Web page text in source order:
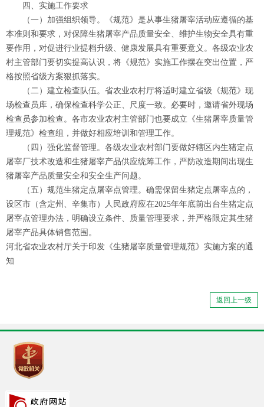
四、实施工作要求
（一）加强组织领导。《规范》是从事生猪屠宰活动应遵循的基
本准则和要求，对保障生猪屠宰产品质量安全、维护生物安全具有重
要作用，对促进行业提档升级、健康发展具有重要意义。各级农业农
村主管部门要切实提高认识，将《规范》实施工作摆在突出位置，严
格按照省级方案狠抓落实。
（二）建立检查队伍。省农业农村厅将适时建立省级《规范》现
场检查员库，确保检查科学公正、尺度一致。必要时，邀请省外现场
检查员参加检查。各市农业农村主管部门也要成立《生猪屠宰质量管
理规范》检查组，并做好相应培训和管理工作。
（四）强化监督管理。各级农业农村部门要做好辖区内生猪定点
屠宰厂技术改造和生猪屠宰产品供应统筹工作，严防改造期间出现生
猪屠宰产品质量安全和安全生产问题。
（五）规范生猪定点屠宰点管理。确需保留生猪定点屠宰点的，
设区市（含定州、辛集市）人民政府应在2025年年底前出台生猪定点
屠宰点管理办法，明确设立条件、质量管理要求，并严格限定其生猪
屠宰产品具体销售范围。
河北省农业农村厅关于印发《生猪屠宰质量管理规范》实施方案的通
知
返回上一级